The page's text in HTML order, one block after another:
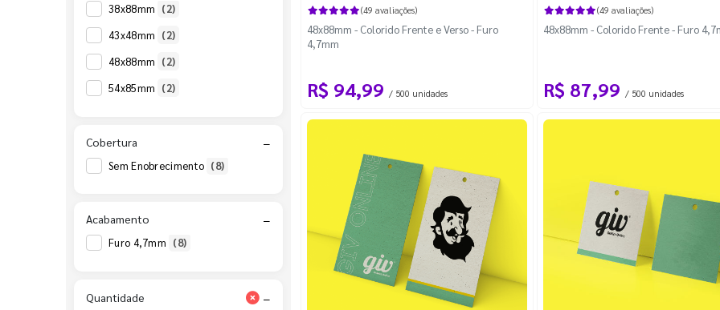
38x88mm (2)
43x48mm (2)
48x88mm (2)
54x85mm (2)
Cobertura −
Sem Enobrecimento (8)
Acabamento −
Furo 4,7mm (8)
Quantidade −
(49 avaliações)
48x88mm - Colorido Frente e Verso - Furo
4,7mm
R$ 94,99 / 500 unidades
(49 avaliações)
48x88mm - Colorido Frente - Furo
R$ 87,99 / 500 unidades